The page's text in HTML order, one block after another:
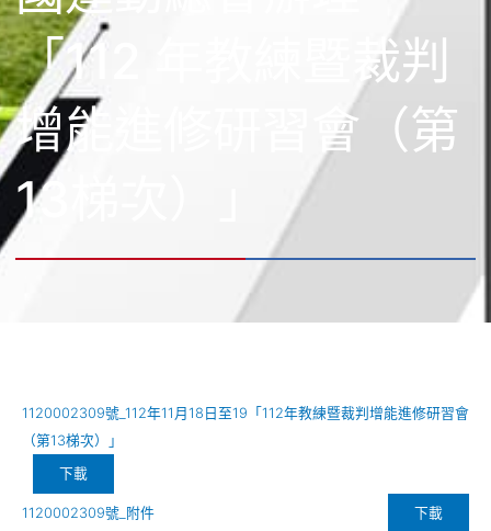
「112 年教練暨裁判
增能進修研習會（第
13梯次）」
1120002309號_112年11月18日至19「112年教練暨裁判增能進修研習會
（第13梯次）」
下載
1120002309號_附件 下載